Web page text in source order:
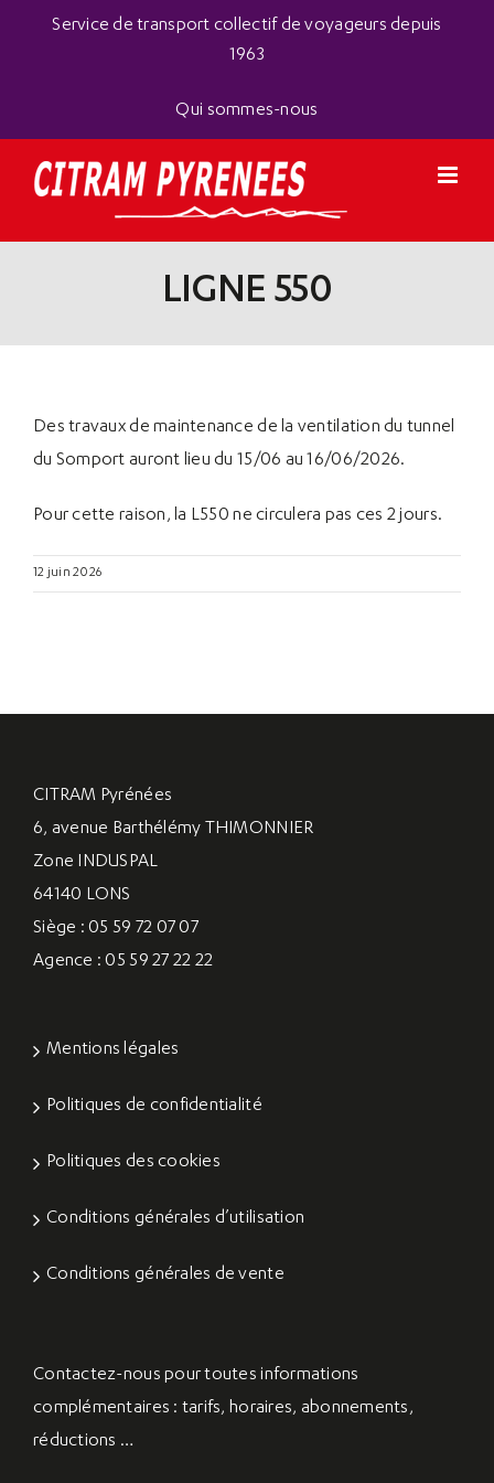
Service de transport collectif de voyageurs depuis
1963
Qui sommes-nous
LIGNE 550
Des travaux de maintenance de la ventilation du tunnel
du Somport auront lieu du 15/06 au 16/06/2026.
Pour cette raison, la L550 ne circulera pas ces 2 jours.
12 juin 2026
CITRAM Pyrénées
6, avenue Barthélémy THIMONNIER
Zone INDUSPAL
64140 LONS
Siège : 05 59 72 07 07
Agence : 05 59 27 22 22
Mentions légales
Politiques de confidentialité
Politiques des cookies
Conditions générales d’utilisation
Conditions générales de vente
Contactez-nous pour toutes informations
complémentaires : tarifs, horaires, abonnements,
réductions …
Panneau de gestion des cookies